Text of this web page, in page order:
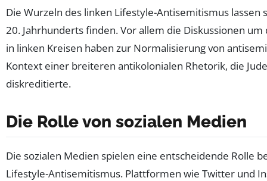
Die Wurzeln des linken Lifestyle-Antisemitismus lassen
20. Jahrhunderts finden. Vor allem die Diskussionen
in linken Kreisen haben zur Normalisierung von
Kontext einer breiteren antikolonialen Rhetorik, die
diskreditierte.
Die Rolle von sozialen Medien
Die sozialen Medien spielen eine entscheidende Rolle
Lifestyle-Antisemitismus. Plattformen wie Twitter und